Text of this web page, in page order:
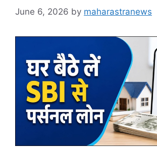
June 6, 2026 by maharastranews